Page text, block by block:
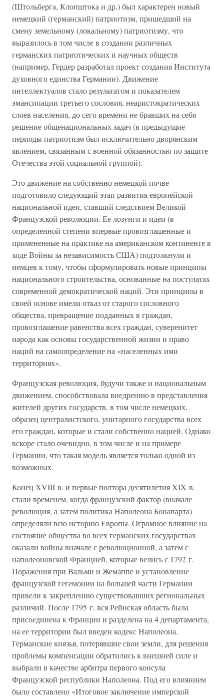
(Штольберга, Клопштока и др.) был характерен новый
немецкий (германский) патриотизм, пришедший на
смену земельному (локальному) патриотизму, что
выразилось в том числе в создании различных
германских патриотических и научных обществ
(например, Гердер разработал проект создания Института
духовного единства Германии). Движение
интеллектуалов стало результатом и показателем
эмансипации третьего сословия, неаристократических
слоев населения, до сего времени не бравших на себя
решение общенациональных задач (в предыдущие
периоды патриотизм был исключительно дворянским
явлением, связанным с военной обязанностью по защите
Отечества этой социальной группой).
Это движение на собственно немецкой почве
подготовило следующий этап развития европейской
национальной идеи, ставший следствием Великой
Французской революции. Ее лозунги и идеи (в
определенной степени впервые провозглашенные и
примененные на практике на американском континенте в
ходе Войны за независимость США) подтолкнули и
немцев к тому, чтобы сформулировать новые принципы
национального строительства, основанные на постулатах
современной демократической наций. Эти принципы в
своей основе имели отказ от старого сословного
общества, превращение подданных в граждан,
провозглашение равенства всех граждан, суверенитет
народа как основы государственной жизни и право
наций на самоопределение на «населенных ими
территориях».
Французская революция, будучи также и национальным
движением, способствовала внедрению в представления
жителей других государств, в том числе немецких,
образец централистского, унитарного государства всех
его граждан, которые и стали собственно нацией. Однако
вскоре стало очевидно, в том числе и на примере
Германии, что такая модель является только одной из
возможных.
Конец XVIII в. и первые полтора десятилетия XIX в.
стали временем, когда французский фактор (вначале
революция, а затем политика Наполеона Бонапарта)
определяли всю историю Европы. Огромное влияние на
состояние общества во всех германских государствах
оказали войны вначале с революционной, а затем с
наполеоновской Францией, которые велись с 1792 г.
Поражения при Вальми и Жемаппе и установление
французской гегемонии на большей части Германии
привели к закреплению существовавших региональных
различий. После 1795 г. вся Рейнская область была
присоединена к Франции и разделена на 4 департамента,
на ее территории был введен кодекс Наполеона.
Германские князья, потерявшие свои земли, для решения
проблемы компенсации обратились к внешней силе и
выбрали в качестве арбитра первого консула
Французской республики Наполеона. Под его влиянием
было составлено «Итоговое заключение имперской